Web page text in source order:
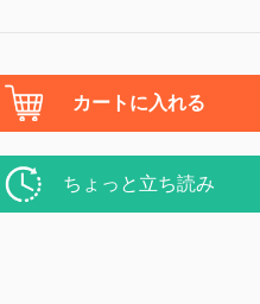
カートに入れる
ちょっと立ち読み